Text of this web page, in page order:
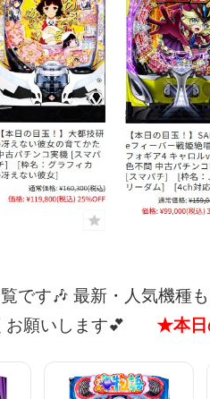
です🎶 最新・人気機種
お願いします💕 ★本日